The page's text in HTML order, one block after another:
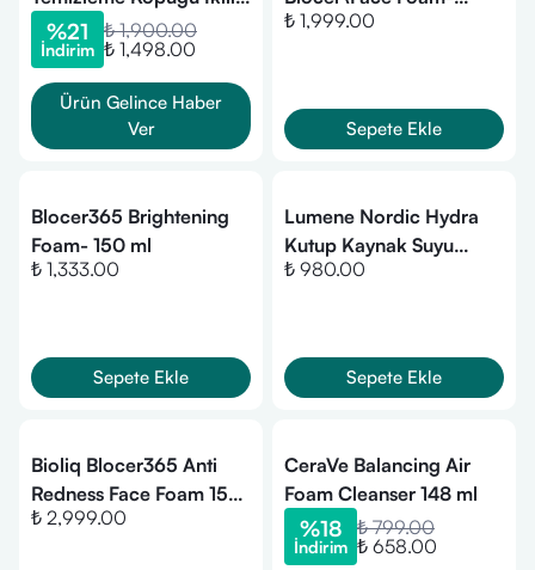
Set 2x150 ml
%21
İndirim
₺ 1,900.00
₺ 1,498.00
Ürün Gelince Haber
Ver
150ml
₺ 1,999.00
Sepete Ekle
Blocer365 Brightening
Foam- 150 ml
₺ 1,333.00
Sepete Ekle
Lumene Nordic Hydra
Kutup Kaynak Suyu
İçeren Temizleme
₺ 980.00
Sepete Ekle
Bioliq Blocer365 Anti
Redness Face Foam 150
ml
₺ 2,999.00
CeraVe Balancing Air
Foam Cleanser 148 ml
%18
İndirim
₺ 799.00
₺ 658.00